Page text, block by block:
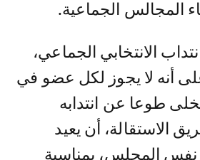
المجالس الجماعية.
الانتخابي الجماعي،
أنه لا يجوز لكل عضو في
طوعا عن انتدابه
الاستقالة، أن يعيد
المجلس، بمناسبة